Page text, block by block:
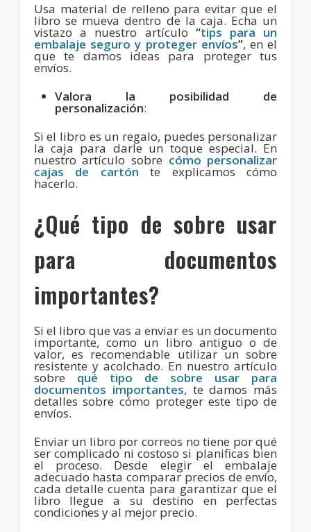
Usa material de relleno para evitar que el
libro se mueva dentro de la caja. Echa un
vistazo a nuestro artículo “tips para un
embalaje seguro y proteger envíos”, en el
que te damos ideas para proteger tus
envíos.
Valora la posibilidad de
personalización:
Si el libro es un regalo, puedes personalizar
la caja para darle un toque especial. En
nuestro artículo sobre cómo personalizar
cajas de cartón te explicamos cómo
hacerlo.
¿Qué tipo de sobre usar
para documentos
importantes?
Si el libro que vas a enviar es un documento
importante, como un libro antiguo o de
valor, es recomendable utilizar un sobre
resistente y acolchado. En nuestro artículo
sobre qué tipo de sobre usar para
documentos importantes, te damos más
detalles sobre cómo proteger este tipo de
envíos.
Enviar un libro por correos no tiene por qué
ser complicado ni costoso si planificas bien
el proceso. Desde elegir el embalaje
adecuado hasta comparar precios de envío,
cada detalle cuenta para garantizar que el
libro llegue a su destino en perfectas
condiciones y al mejor precio.